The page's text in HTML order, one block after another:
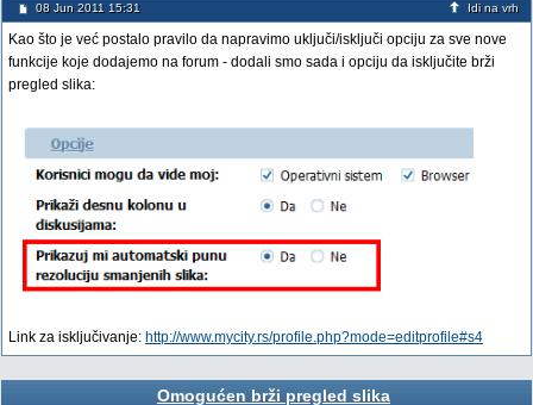
08 Jun 2011 15:31 Idi na vrh
Kao što je već postalo pravilo da napravimo uključi/isključi opciju za sve nove
funkcije koje dodajemo na forum - dodali smo sada i opciju da isključite brži
pregled slika:
Link za isključivanje: http://www.mycity.rs/profile.php?mode=editprofile#s4
Omogućen brži pregled slika